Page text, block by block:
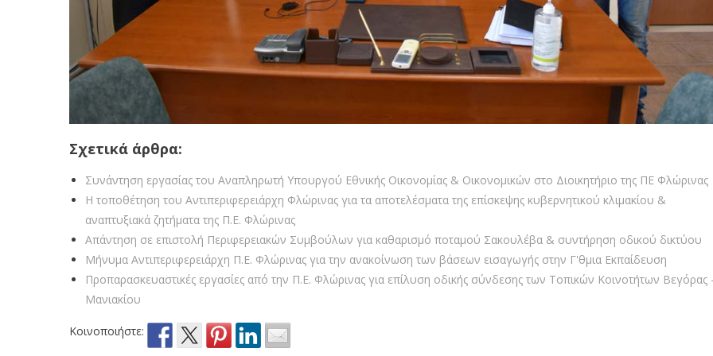
Σχετικά άρθρα:
Συνάντηση εργασίας του Αναπληρωτή Υπουργού Εθνικής Οικονομίας & Οικονομικών στο Διοικητήριο της ΠΕ Φλώρινας
Η τοποθέτηση του Αντιπεριφερειάρχη Φλώρινας για τα αποτελέσματα της επίσκεψης κυβερνητικού κλιμακίου &
αναπτυξιακά ζητήματα της Π.Ε. Φλώρινας
Απάντηση σε επιστολή Περιφερειακών Συμβούλων για καθαρισμό ποταμού Σακουλέβα & συντήρηση οδικού δικτύου
Μήνυμα Αντιπεριφερειάρχη Π.Ε. Φλώρινας για την ανακοίνωση των βάσεων εισαγωγής στην Γ'θμια Εκπαίδευση
Προπαρασκευαστικές εργασίες από την Π.Ε. Φλώρινας για επίλυση οδικής σύνδεσης των Τοπικών Κοινοτήτων Βεγόρας
Μανιακίου
Κοινοποιήστε: